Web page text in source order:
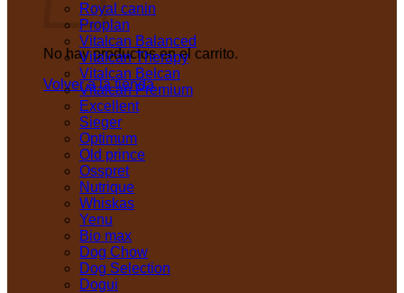
No hay productos en el carrito.
Volver a la tienda
Royal canin
Proplan
Vitalcan Balanced
Vitalcan Therapy
Vitalcan Belcan
Vitalcan Premium
Excellent
Sieger
Optimum
Old prince
Osspret
Nutrique
Whiskas
Yenu
Bio max
Dog Chow
Dog Selection
Dogui